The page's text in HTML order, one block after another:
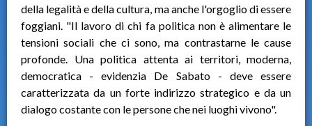
della legalità e della cultura, ma anche l'orgoglio di essere
foggiani. "Il lavoro di chi fa politica non è alimentare le
tensioni sociali che ci sono, ma contrastarne le cause
profonde. Una politica attenta ai territori, moderna,
democratica - evidenzia De Sabato - deve essere
caratterizzata da un forte indirizzo strategico e da un
dialogo costante con le persone che nei luoghi vivono".